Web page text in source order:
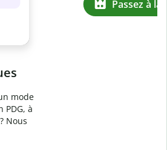
plagiat involontaire
sont 100 % les vôtres grâce au
votre document en quelques
citations manquantes dans plus